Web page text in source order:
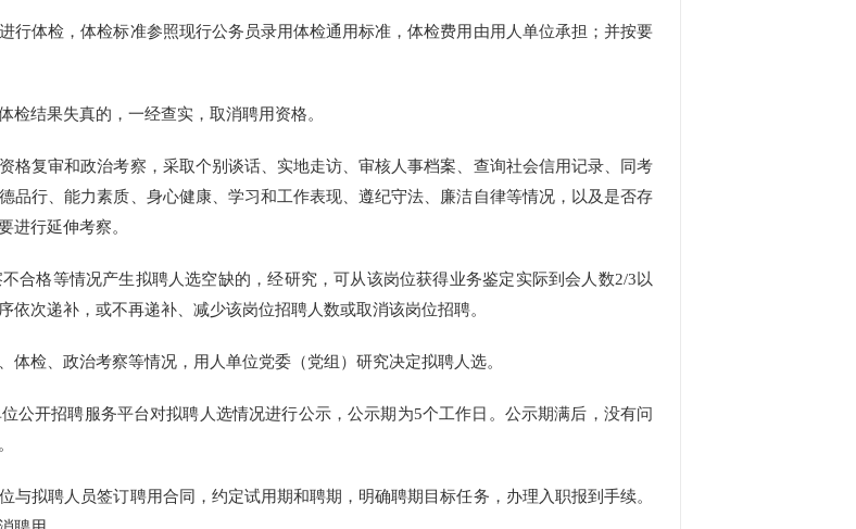
体检，体检标准参照现行公务员录用体检通用标准，体检费用由用人单位承担；并按要
结果失真的，一经查实，取消聘用资格。
复审和政治考察，采取个别谈话、实地走访、审核人事档案、查询社会信用记录、同考
品行、能力素质、身心健康、学习和工作表现、遵纪守法、廉洁自律等情况，以及是否存
进行延伸考察。
格等情况产生拟聘人选空缺的，经研究，可从该岗位获得业务鉴定实际到会人数2/3以
依次递补，或不再递补、减少该岗位招聘人数或取消该岗位招聘。
检、政治考察等情况，用人单位党委（党组）研究决定拟聘人选。
开招聘服务平台对拟聘人选情况进行公示，公示期为5个工作日。公示期满后，没有问
拟聘人员签订聘用合同，约定试用期和聘期，明确聘期目标任务，办理入职报到手续。